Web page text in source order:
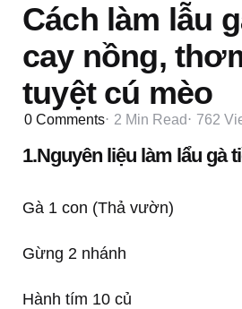
Cách làm lẫu
cay nồng,
tuyệt cú mèo
0 Comments 2 Min Read 762
1.Nguyên liệu làm lẩu gà
Gà 1 con (Thả vườn)
Gừng 2 nhánh
Hành tím 10 củ